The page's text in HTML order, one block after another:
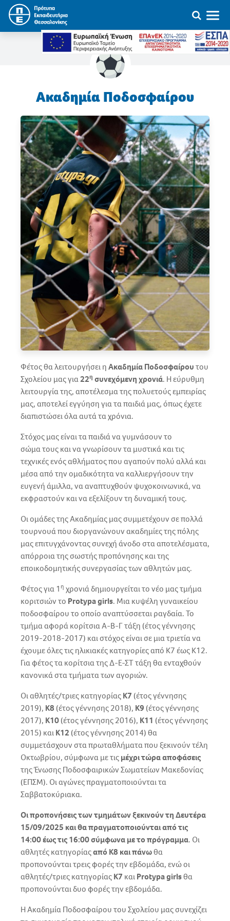
Ακαδημία Ποδοσφαίρου
Φέτος θα λειτουργήσει ηΑκαδημία Ποδοσφαίρουτου
Σχολείου μας για22η συνεχόμενη χρονιά. Η εύρυθμη
λειτουργία της, αποτέλεσμα της πολυετούς εμπειρίας
μας, αποτελεί εγγύηση για τα παιδιά μας, όπως έχετε
διαπιστώσει όλα αυτά τα χρόνια.
Στόχος μας είναι τα παιδιά να γυμνάσουν το
σώμα τους και να γνωρίσουν τα μυστικά και τις
τεχνικές ενός αθλήματος που αγαπούν πολύ αλλά και
μέσα από την ομαδικότητα να καλλιεργήσουν την
ευγενή άμιλλα, να αναπτυχθούν ψυχοκοινωνικά, να
εκφραστούν και να εξελίξουν τη δυναμική τους.
Οι ομάδες της Ακαδημίας μας συμμετέχουν σε πολλά
τουρνουά που διοργανώνουν ακαδημίες της πόλης
μας επιτυγχάνοντας συνεχή άνοδο στα αποτελέσματα,
απόρροια της σωστής προπόνησης και της
εποικοδομητικής συνεργασίας των αθλητών μας.
Φέτος για 1 η χρονιά δημιουργείται το νέο μας τμήμα
κοριτσιών το Protypa girls. Μια κυψέλη γυναικείου
ποδοσφαίρου το οποίο αναπτύσσεται ραγδαία. Το
τμήμα αφορά κορίτσια Α-Β-Γ τάξη (έτος γέννησης
2019-2018-2017) και στόχος είναι σε μια τριετία να
έχουμε όλες τις ηλικιακές κατηγορίες από Κ7 έως Κ12.
Για φέτος τα κορίτσια της Δ-Ε-ΣΤ τάξη θα ενταχθούν
κανονικά στα τμήματα των αγοριών.
Οι αθλητές/τριες κατηγορίαςΚ7 (έτος γέννησης
2019), K8 (έτος γέννησης 2018), Κ9 (έτος γέννησης
2017), Κ10(έτος γέννησης 2016), Κ11 (έτος γέννησης
2015) καιΚ12(έτος γέννησης 2014) θα
συμμετάσχουν στα πρωταθλήματα που ξεκινούν τέλη
Οκτωβρίου, σύμφωνα με τιςμέχρι τώρα αποφάσεις
της Ένωσης Ποδοσφαιρικών Σωματείων Μακεδονίας
(ΕΠΣΜ). Οι αγώνες πραγματοποιούνται τα
Σαββατοκύριακα.
Οι προπονήσεις των τμημάτων ξεκινούν τη Δευτέρα
15/09/2025 και θα πραγματοποιούνται από τις
14:00 έως τις 16:00 σύμφωνα με το πρόγραμμα. Οι
αθλητές κατηγορίαςαπό Κ8 και πάνωθα
προπονούνται τρεις φορές την εβδομάδα, ενώ οι
αθλητές/τριες κατηγορίαςΚ7 καιProtypa girlsθα
προπονούνται δυο φορές την εβδομάδα.
Η Ακαδημία Ποδοσφαίρου του Σχολείου μας συνεχίζει